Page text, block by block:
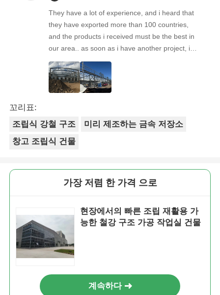
They have a lot of experience, and i heard that
they have exported more than 100 countries,
and the products i received must be the best in
our area.. as soon as i have another project, i& #
39;ll come back to you. Looking forward to the
next cooperation!
꼬리표:
조립식 강철 구조
미리 제조하는 금속 저장소
창고 조립식 건물
가장 저렴 한 가격 으로
현장에서의 빠른 조립 재활용 가
능한 철강 구조 가공 작업실 건물
계속하다